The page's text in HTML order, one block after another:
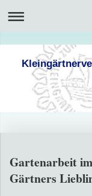
Gärtners